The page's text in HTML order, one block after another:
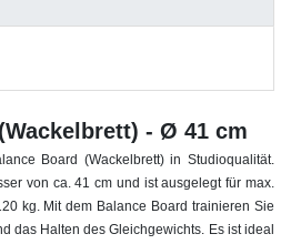
- Ø 41 cm
Board (Wackelbrett) in Studioqualität.
von ca. 41 cm und ist ausgelegt für max.
kg. Mit dem Balance Board trainieren Sie
das Halten des Gleichgewichts. Es ist ideal